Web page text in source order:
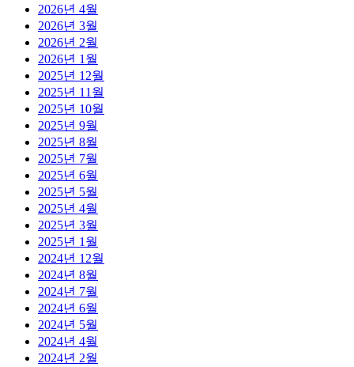
2026년 4월
2026년 3월
2026년 2월
2026년 1월
2025년 12월
2025년 11월
2025년 10월
2025년 9월
2025년 8월
2025년 7월
2025년 6월
2025년 5월
2025년 4월
2025년 3월
2025년 1월
2024년 12월
2024년 8월
2024년 7월
2024년 6월
2024년 5월
2024년 4월
2024년 2월